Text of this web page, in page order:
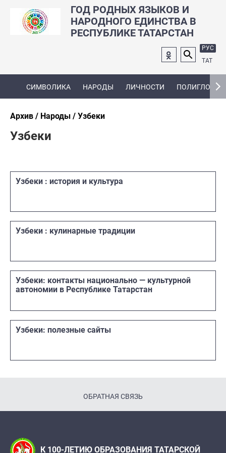
ГОД РОДНЫХ ЯЗЫКОВ И
НАРОДНОГО ЕДИНСТВА В
РЕСПУБЛИКЕ ТАТАРСТАН
РУС
ТАТ
СИМВОЛИКА НАРОДЫ ЛИЧНОСТИ ПОЛИГЛОТ
Архив Народы Узбеки
Узбеки
Узбеки : история и культура
Узбеки : кулинарные традиции
Узбеки: контакты национально — культурной
автономии в Республике Татарстан
Узбеки: полезные сайты
ОБРАТНАЯ СВЯЗЬ
К 100-ЛЕТИЮ ОБРАЗОВАНИЯ ТАТАРСКОЙ